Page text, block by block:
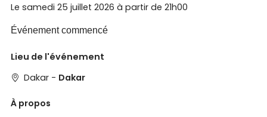
Le samedi 25 juillet 2026 à partir de 21h00
Événement commencé
Lieu de l'événement
Dakar - Dakar
À propos